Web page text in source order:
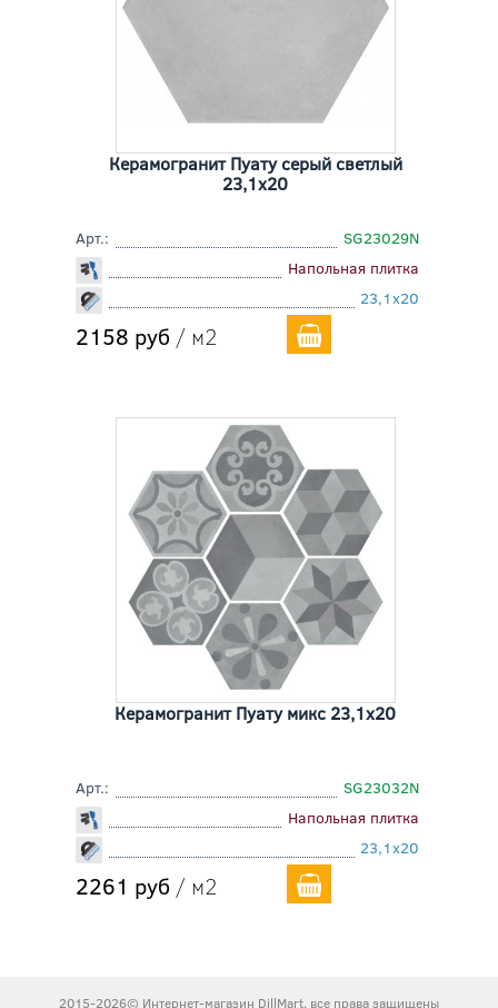
Керамогранит Пуату серый светлый
23,1x20
Арт.:
SG23029N
Напольная плитка
23,1x20
2158 руб / м2
Керамогранит Пуату микс 23,1x20
Арт.:
SG23032N
Напольная плитка
23,1x20
2261 руб / м2
2015-2026© Интернет-магазин DillMart, все права защищены